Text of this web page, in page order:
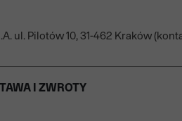
ul. Pilotów 10, 31-462 Kraków
I ZWROTY